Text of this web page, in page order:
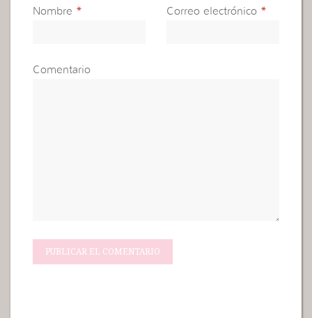
Nombre * Correo electrónico *
Comentario